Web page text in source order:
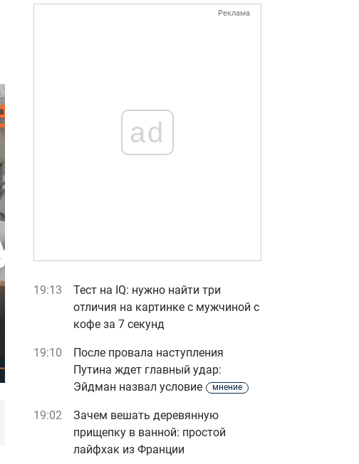
Реклама
ad
19:13
Тест на IQ: нужно найти три
отличия на картинке с мужчиной с
кофе за 7 секунд
19:10
После провала наступления
Путина ждет главный удар:
Эйдман назвал условие
мнение
19:02
Зачем вешать деревянную
прищепку в ванной: простой
лайфхак из Франции